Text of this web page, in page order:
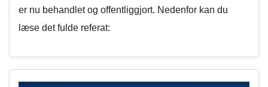
er nu behandlet og offentliggjort. Nedenfor kan du
læse det fulde referat: